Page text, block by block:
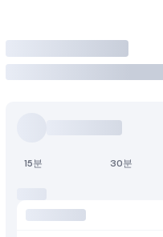
거래
15분 30분